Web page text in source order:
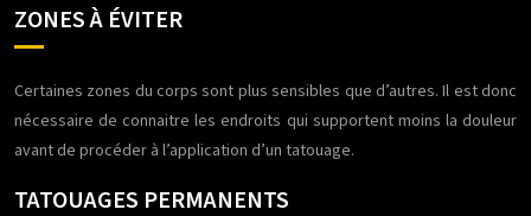
ZONES À ÉVITER
Certaines zones du corps sont plus sensibles que d’autres. Il est donc
nécessaire de connaitre les endroits qui supportent moins la douleur
avant de procéder à l’application d’un tatouage.
TATOUAGES PERMANENTS